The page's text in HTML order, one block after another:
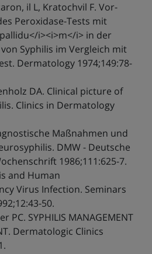
il L, Kratochvil F. Vor-
Peroxidase-Tests mit
i><i>m</i> in der
Syphilis im Vergleich mit
Dermatology 1974;149:78-
DA. Clinical picture of
Clinics in Dermatology
Maßnahmen und
DMW - Deutsche
1986;111:625-7.
and Human
Virus Infection. Seminars
50.
PC. SYPHILIS MANAGEMENT
Dermatologic Clinics